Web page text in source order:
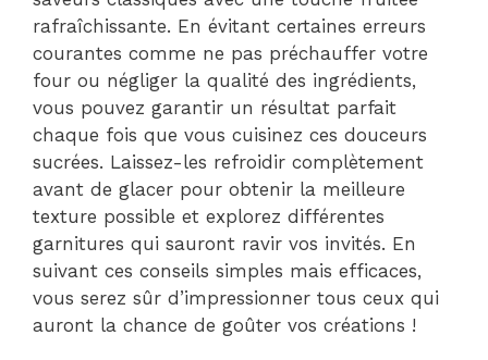
rafraîchissante. En évitant certaines erreurs
courantes comme ne pas préchauffer votre
four ou négliger la qualité des ingrédients,
vous pouvez garantir un résultat parfait
chaque fois que vous cuisinez ces douceurs
sucrées. Laissez-les refroidir complètement
avant de glacer pour obtenir la meilleure
texture possible et explorez différentes
garnitures qui sauront ravir vos invités. En
suivant ces conseils simples mais efficaces,
vous serez sûr d’impressionner tous ceux qui
auront la chance de goûter vos créations !